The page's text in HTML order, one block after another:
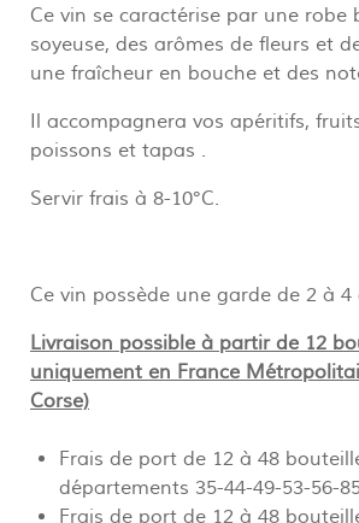
Ce vin se caractérise par une robe
soyeuse, des arômes de fleurs et
une fraîcheur en bouche et des
Il accompagnera vos apéritifs,
poissons et tapas .
Servir frais à 8-10°C.
Ce vin possède une garde de 2 à 4
Livraison possible à partir de 12
uniquement en France
Corse)
Frais de port de 12 à 48
départements 35-44-49-53-56-
Frais de port de 12 à 48